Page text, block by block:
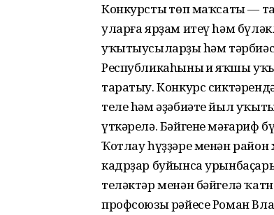
Конкурстың төп маҡсаты —
уларға ярҙам итеү hәм
уҡытыусыларҙың hәм
Республикаһының иң яҡшы
таратыу. Конкурс
теле hәм әҙәбиәте йыл
үткәрелә. Бәйгене мәғариф
Ҡотлау һүҙҙәре менән
кадрҙар буйынса
теләктәр менән бәйгелә
профсоюзы рәйесе Роман